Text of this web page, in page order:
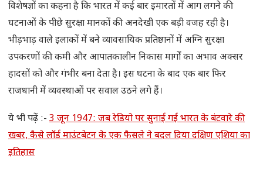
विशेषज्ञों का कहना है कि भारत में कई बार इमारतों में आग लगने की
घटनाओं के पीछे सुरक्षा मानकों की अनदेखी एक बड़ी वजह रही है।
भीड़भाड़ वाले इलाकों में बने व्यावसायिक प्रतिष्ठानों में अग्नि सुरक्षा
उपकरणों की कमी और आपातकालीन निकास मार्गों का अभाव अक्सर
हादसों को और गंभीर बना देता है। इस घटना के बाद एक बार फिर
राजधानी में व्यवस्थाओं पर सवाल उठने लगे हैं।
ये भी पढ़ें :- 3 जून 1947: जब रेडियो पर सुनाई गई भारत के बंटवारे की
खबर, कैसे लॉर्ड माउंटबेटन के एक फैसले ने बदल दिया दक्षिण एशिया का
इतिहास